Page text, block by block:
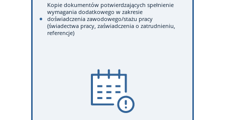
Kopie dokumentów potwierdzających spełnienie
wymagania dodatkowego w zakresie
doświadczenia zawodowego/stażu pracy
(świadectwa pracy, zaświadczenia o zatrudnieniu,
referencje)